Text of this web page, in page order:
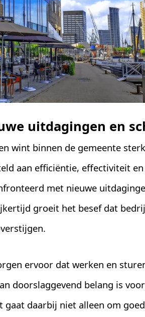
uitdagingen en
wint binnen de gemeente
aan efficiëntie, effectiviteit
met nieuwe
groeit het besef dat
ervoor dat werken en
doorslaggevend belang is
gaat daarbij niet alleen om